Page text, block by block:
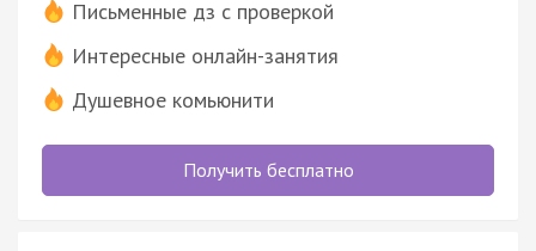
Письменные дз с проверкой
Интересные онлайн-занятия
Душевное комьюнити
Получить бесплатно